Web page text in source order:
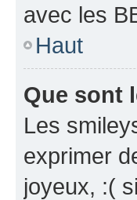
avec les
Haut
Que sont
Les
exprimer
joyeux, :(